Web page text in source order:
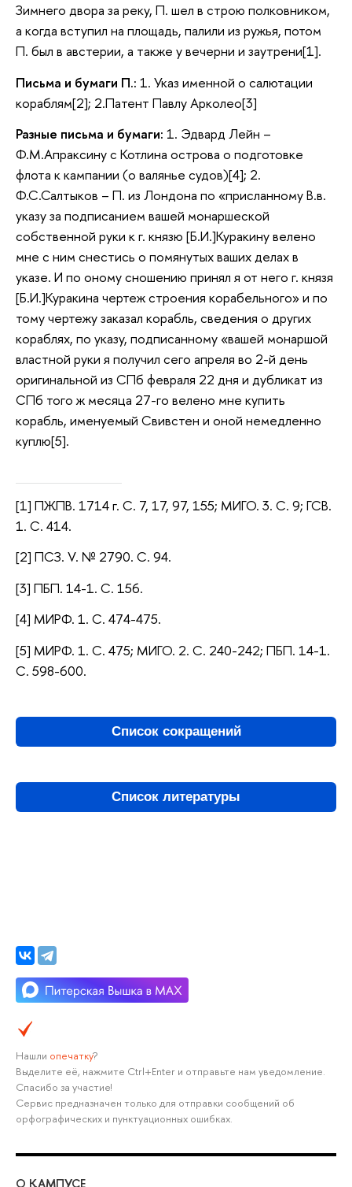
Зимнего двора за реку, П. шел в строю полковником,
а когда вступил на площадь, палили из ружья, потом
П. был в австерии, а также у вечерни и заутрени[1].
Письма и бумаги П.: 1. Указ именной о салютации
кораблям[2]; 2.Патент Павлу Арколео[3]
Разные письма и бумаги: 1. Эдвард Лейн –
Ф.М.Апраксину с Котлина острова о подготовке
флота к кампании (о валянье судов)[4]; 2.
Ф.С.Салтыков – П. из Лондона по «присланному В.в.
указу за подписанием вашей монаршеской
собственной руки к г. князю [Б.И.]Куракину велено
мне с ним снестись о помянутых ваших делах в
указе. И по оному сношению принял я от него г. князя
[Б.И.]Куракина чертеж строения корабельного» и по
тому чертежу заказал корабль, сведения о других
кораблях, по указу, подписанному «вашей монаршой
властной руки я получил сего апреля во 2-й день
оригинальной из СПб февраля 22 дня и дубликат из
СПб того ж месяца 27-го велено мне купить
корабль, именуемый Свивстен и оной немедленно
куплю[5].
[1] ПЖПВ. 1714 г. С. 7, 17, 97, 155; МИГО. 3. С. 9; ГСВ.
1. С. 414.
[2] ПСЗ. V. № 2790. С. 94.
[3] ПБП. 14-1. С. 156.
[4] МИРФ. 1. С. 474-475.
[5] МИРФ. 1. С. 475; МИГО. 2. С. 240-242; ПБП. 14-1.
С. 598-600.
Список сокращений
Список литературы
Нашли опечатку?
Выделите её, нажмите Ctrl+Enter и отправьте нам уведомление.
Спасибо за участие!
Сервис предназначен только для отправки сообщений об
орфографических и пунктуационных ошибках.
О КАМПУСЕ